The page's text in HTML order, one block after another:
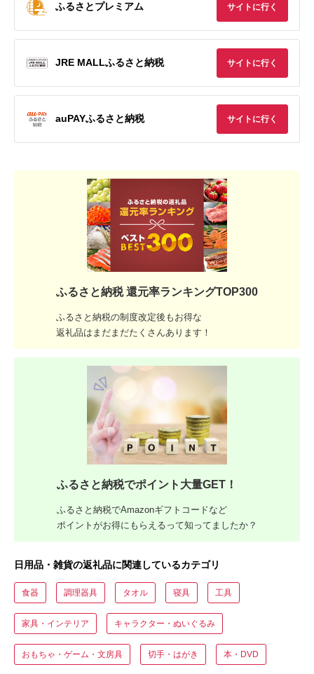
ふるさとプレミアム サイトに行く
JRE MALLふるさと納税 サイトに行く
auPAYふるさと納税 サイトに行く
ふるさと納税 還元率ランキングTOP300
ふるさと納税の制度改定後もお得な
返礼品はまだまだたくさんあります！
ふるさと納税でポイント大量GET！
ふるさと納税でAmazonギフトコードなど
ポイントがお得にもらえるって知ってましたか？
日用品・雑貨の返礼品に関連しているカテゴリ
食器 調理器具 タオル 寝具 工具
家具・インテリア キャラクター・ぬいぐるみ
おもちゃ・ゲーム・文房具 切手・はがき 本・DVD